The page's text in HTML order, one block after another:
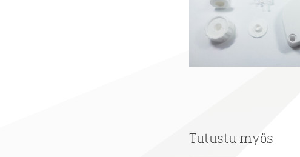
Tutustu myös